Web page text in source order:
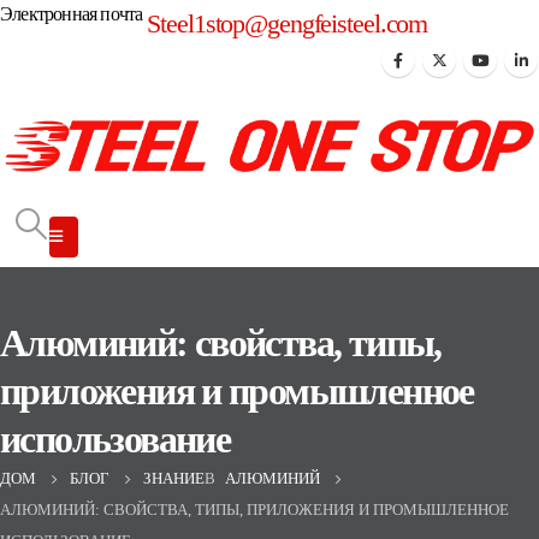
Электронная почта Steel1stop@gengfeisteel.com
Алюминий: свойства, типы,
приложения и промышленное
использование
ДОМ БЛОГ ЗНАНИЕВ
АЛЮМИНИЙ
АЛЮМИНИЙ: СВОЙСТВА, ТИПЫ, ПРИЛОЖЕНИЯ И ПРОМЫШЛЕННОЕ